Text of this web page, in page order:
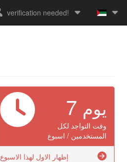
verification needed!
يوم
وقت التواجد لكل
المستخدمين / اسبوع
إظهار الاول لهذا الاسبوع